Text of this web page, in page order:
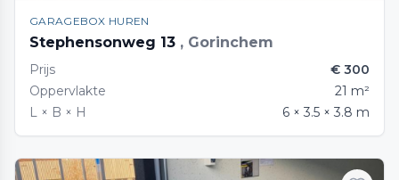
GARAGEBOX HUREN
Stephensonweg 13 , Gorinchem
Prijs
€ 300
Oppervlakte
21 m²
L × B × H
6 × 3.5 × 3.8 m